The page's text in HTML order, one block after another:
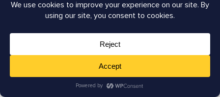
Establece experiencia:Cuando los lectores ven que el
probable que confíen en la información. Esto genera
credibilidad y autoridad. (Un concepto fundamental de
E-E-
clave relevantes y enlaces a los perfiles de redes sociales